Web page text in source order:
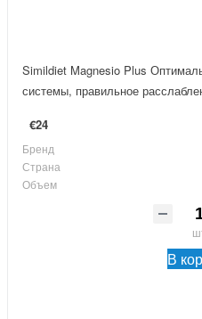
Simildiet Magnesio Plus
системы, правильное
€24
Бренд
Страна
Объем
В